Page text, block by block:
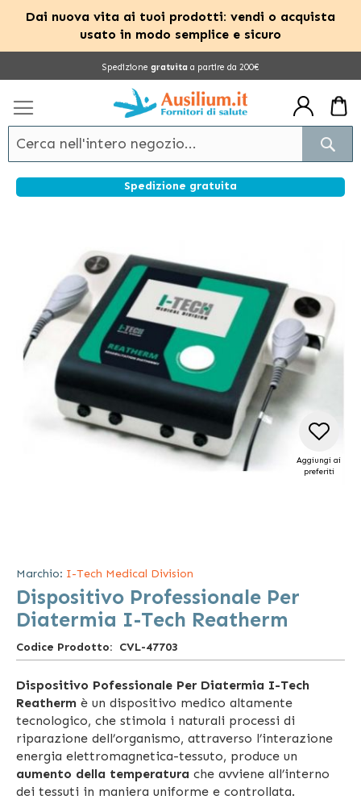
Dai nuova vita ai tuoi prodotti: vendi o acquista
usato in modo semplice e sicuro
Spedizione gratuita a partire da 200€
Spedizione gratuita
immagini
galleria
di
immagini
Aggiungi ai
preferiti
Marchio: I-Tech Medical Division
Dispositivo Professionale Per
Diatermia I-Tech Reatherm
Codice Prodotto CVL-47703
Dispositivo Pofessionale Per Diatermia I-Tech
Reatherm è un dispositivo medico altamente
tecnologico, che stimola i naturali processi di
riparazione dell’organismo, attraverso l’interazione
energia elettromagnetica-tessuto, produce un
aumento della temperatura che avviene all’interno
dei tessuti in maniera uniforme e controllata.